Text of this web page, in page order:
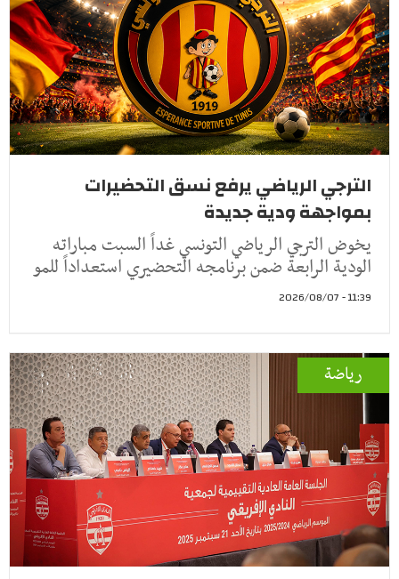
الترجي الرياضي يرفع نسق التحضيرات
بمواجهة ودية جديدة
يخوض الترجي الرياضي التونسي غداً السبت مباراته
الودية الرابعة ضمن برنامجه التحضيري استعداداً للمو
11:39 - 2026/08/07
رياضة